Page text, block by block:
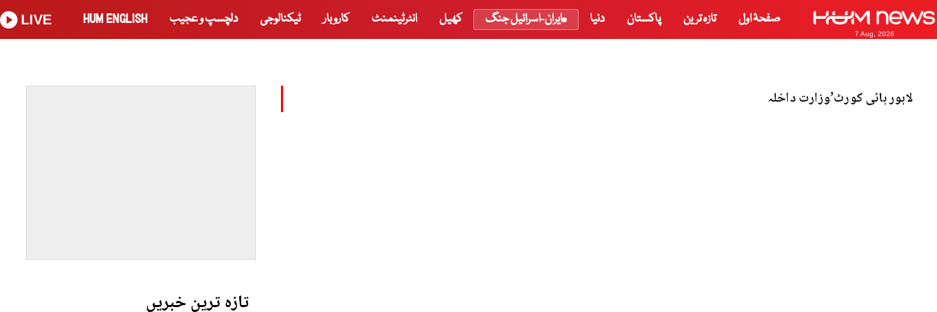
7 Aug, 2026
صفحۂ اول تازہ ترین پاکستان دنیا ایران-اسرائیل جنگ کھیل انٹرٹینمنٹ کاروبار ٹیکنالوجی دلچسپ و عجیب HUM ENGLISH
LIVE
لاہور ہائی کورٹ’وزارت داخلہ
تازہ ترین خبریں